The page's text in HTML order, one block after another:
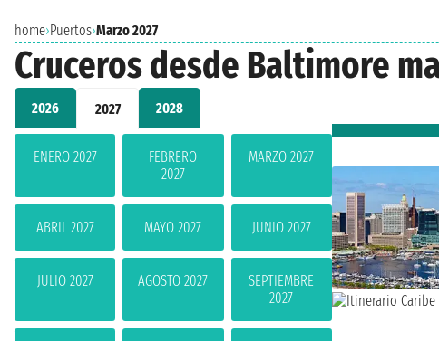
home›Puertos›Marzo 2027
Cruceros desde Baltimore
2026 2027 2028
ENERO 2027
FEBRERO
2027
MARZO 2027
ABRIL 2027 MAYO 2027 JUNIO 2027
JULIO 2027 AGOSTO 2027
SEPTIEMBRE
2027